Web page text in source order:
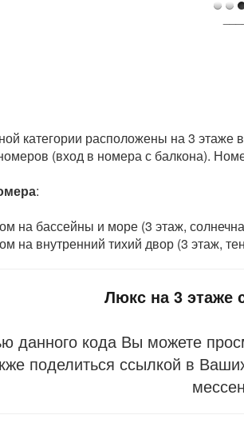
категории расположены на 3 этаже
(вход в номера с балкона).
:
на бассейны и море (3 этаж,
на внутренний тихий двор (3 этаж,
Люкс на 3 этаже
данного кода Вы можете
поделиться ссылкой в